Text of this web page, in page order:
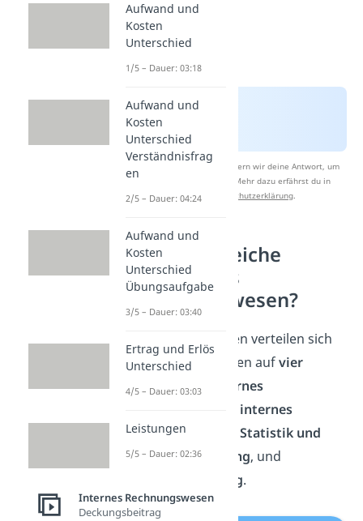
Nach Beantwortung speichern wir deine Antwort, um
Studyflix zu verbessern. Mehr dazu erfährst du in
unserer
Datenschutzerklärung
Welche Bereiche
umfasst das
Rechnungswesen?
Diese vier Aufgaben verteilen sich
im Rechnungswesen aufvier
Teilbereiche:
Externes
internes
Rechnungswesen
Statistik und
Vergleichsrechnung, und
Planungsrechnung.
Aufwand und
Kosten
Unterschied
1/5 – Dauer: 03:18
Aufwand und
Kosten
Unterschied
Verständnisfrag
en
2/5 – Dauer: 04:24
Aufwand und
Kosten
Unterschied
Übungsaufgabe
3/5 – Dauer: 03:40
Ertrag und Erlös
Unterschied
4/5 – Dauer: 03:03
Leistungen
5/5 – Dauer: 02:36
Internes Rechnungswesen
Deckungsbeitrag